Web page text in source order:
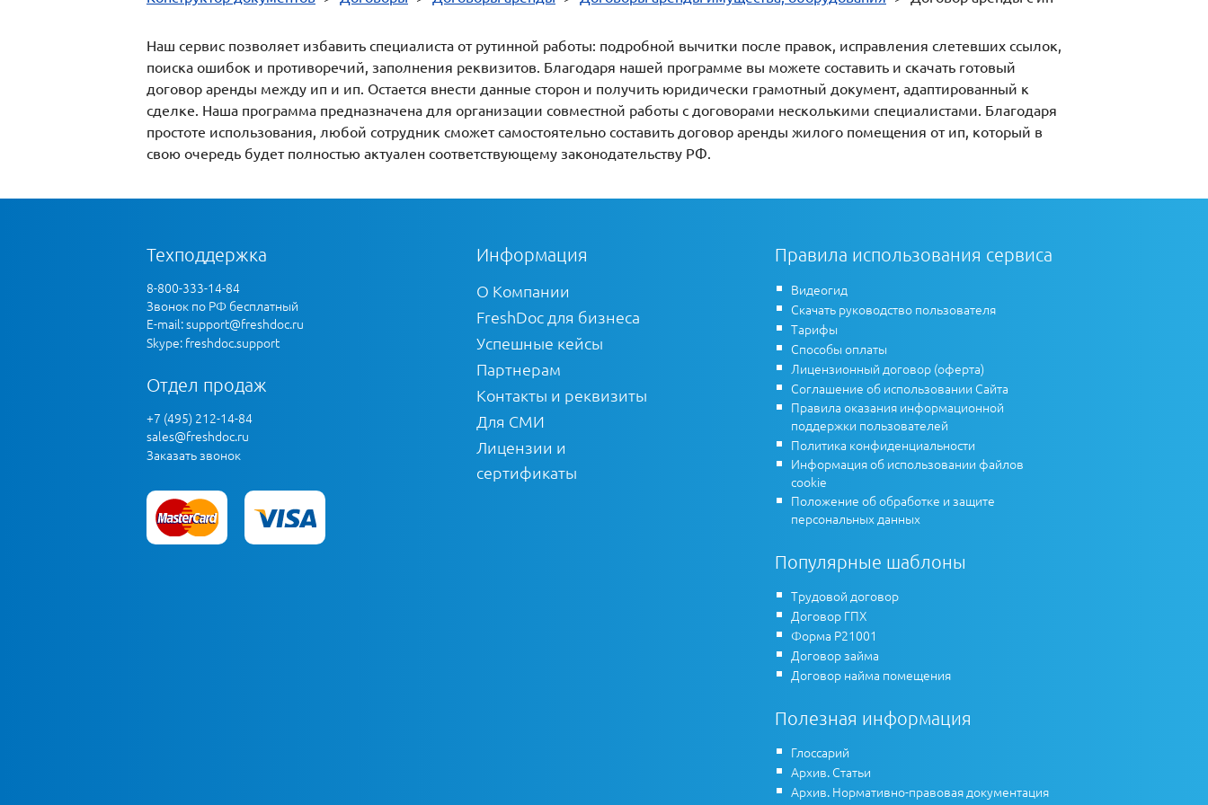
Наш сервис позволяет избавить специалиста от рутинной работы: подробной вычитки после правок, исправления слетевших ссылок,
поиска ошибок и противоречий, заполнения реквизитов. Благодаря нашей программе вы можете составить и скачать готовый
договор аренды между ип и ип. Остается внести данные сторон и получить юридически грамотный документ, адаптированный к
сделке. Наша программа предназначена для организации совместной работы с договорами несколькими специалистами. Благодаря
простоте использования, любой сотрудник сможет самостоятельно составить договор аренды жилого помещения от ип, который в
свою очередь будет полностью актуален соответствующему законодательству РФ.
Техподдержка
8-800-333-14-84
Звонок по РФ бесплатный
E-mail:support@freshdoc.ru
Skype: freshdoc.support
Отдел продаж
+7 (495) 212-14-84
sales@freshdoc.ru
Заказать звонок
Информация
О Компании
FreshDoc для бизнеса
Успешные кейсы
Партнерам
Контакты и реквизиты
Для СМИ
Лицензии и
сертификаты
Правила использования сервиса
Видеогид
Скачать руководство пользователя
Тарифы
Способы оплаты
Лицензионный договор (оферта)
Соглашение об использовании Сайта
Правила оказания информационной
поддержки пользователей
Политика конфиденциальности
Информация об использовании файлов
cookie
Положение об обработке и защите
персональных данных
Популярные шаблоны
Трудовой договор
Договор ГПХ
Форма Р21001
Договор займа
Договор найма помещения
Полезная информация
Глоссарий
Архив. Статьи
Архив. Нормативно-правовая документация